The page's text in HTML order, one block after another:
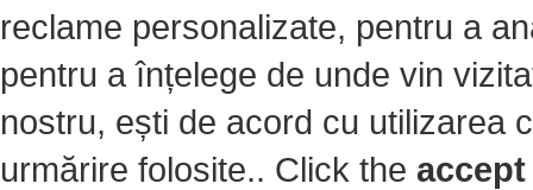
reclame personalizate, pentru a
pentru a înțelege de unde vin
nostru, ești de acord cu utilizarea
urmărire folosite.. Click the accept